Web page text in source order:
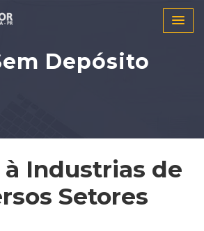
Depósito
à Industrias de
Setores